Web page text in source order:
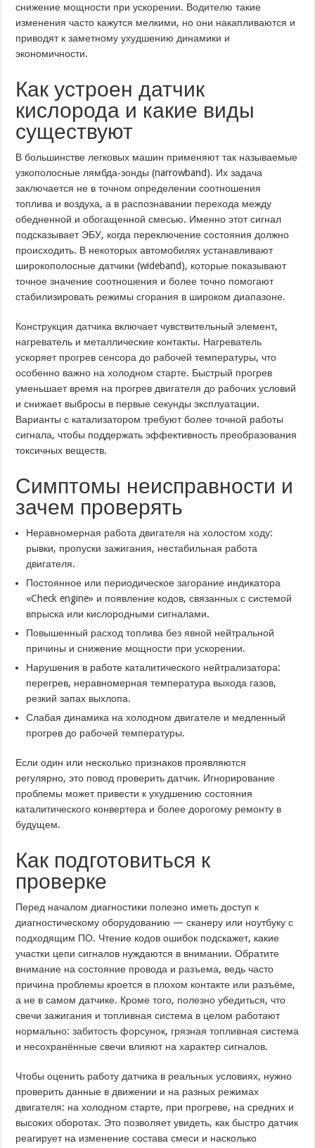
снижение мощности при ускорении. Водителю такие
изменения часто кажутся мелкими, но они накапливаются и
приводят к заметному ухудшению динамики и
экономичности.
Как устроен датчик
кислорода и какие виды
существуют
В большинстве легковых машин применяют так называемые
узкополосные лямбда‑зонды (narrowband). Их задача
заключается не в точном определении соотношения
топлива и воздуха, а в распознавании перехода между
обедненной и обогащенной смесью. Именно этот сигнал
подсказывает ЭБУ, когда переключение состояния должно
происходить. В некоторых автомобилях устанавливают
широкополосные датчики (wideband), которые показывают
точное значение соотношения и более точно помогают
стабилизировать режимы сгорания в широком диапазоне.
Конструкция датчика включает чувствительный элемент,
нагреватель и металлические контакты. Нагреватель
ускоряет прогрев сенсора до рабочей температуры, что
особенно важно на холодном старте. Быстрый прогрев
уменьшает время на прогрев двигателя до рабочих условий
и снижает выбросы в первые секунды эксплуатации.
Варианты с катализатором требуют более точной работы
сигнала, чтобы поддержать эффективность преобразования
токсичных веществ.
Симптомы неисправности и
зачем проверять
Неравномерная работа двигателя на холостом ходу:
рывки, пропуски зажигания, нестабильная работа
двигателя.
Постоянное или периодическое загорание индикатора
«Check engine» и появление кодов, связанных с системой
впрыска или кислородными сигналами.
Повышенный расход топлива без явной нейтральной
причины и снижение мощности при ускорении.
Нарушения в работе каталитического нейтрализатора:
перегрев, неравномерная температура выхода газов,
резкий запах выхлопа.
Слабая динамика на холодном двигателе и медленный
прогрев до рабочей температуры.
Если один или несколько признаков проявляются
регулярно, это повод проверить датчик. Игнорирование
проблемы может привести к ухудшению состояния
каталитического конвертера и более дорогому ремонту в
будущем.
Как подготовиться к
проверке
Перед началом диагностики полезно иметь доступ к
диагностическому оборудованию — сканеру или ноутбуку с
подходящим ПО. Чтение кодов ошибок подскажет, какие
участки цепи сигналов нуждаются в внимании. Обратите
внимание на состояние провода и разъема, ведь часто
причина проблемы кроется в плохом контакте или разъёме,
а не в самом датчике. Кроме того, полезно убедиться, что
свечи зажигания и топливная система в целом работают
нормально: забитость форсунок, грязная топливная система
и несохранённые свечи влияют на характер сигналов.
Чтобы оценить работу датчика в реальных условиях, нужно
проверить данные в движении и на разных режимах
двигателя: на холодном старте, при прогреве, на средних и
высоких оборотах. Это позволяет увидеть, как быстро датчик
реагирует на изменение состава смеси и насколько